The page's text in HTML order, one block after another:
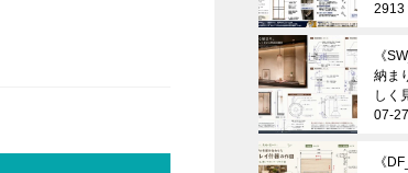
2913
《
納ま
しく
07-
《